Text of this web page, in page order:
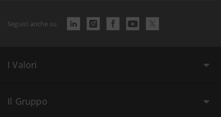
Seguici anche su
I Valori
Il Gruppo